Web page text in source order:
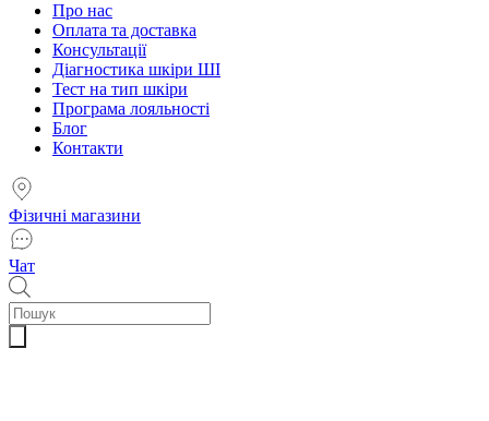
Про нас
Оплата та доставка
Консультації
Діагностика шкіри ШІ
Тест на тип шкіри
Програма лояльності
Блог
Контакти
Фізичні магазини
Чат
Пошук
товарів